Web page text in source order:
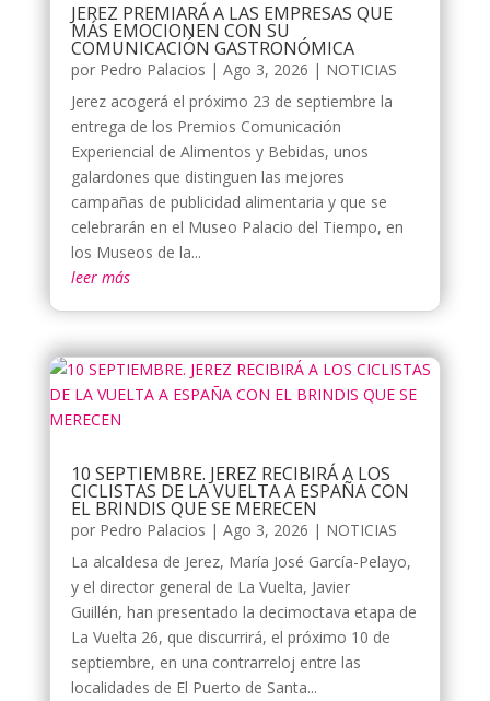
JEREZ PREMIARÁ A LAS EMPRESAS QUE
MÁS EMOCIONEN CON SU
COMUNICACIÓN GASTRONÓMICA
por Pedro Palacios | Ago 3, 2026 | NOTICIAS
Jerez acogerá el próximo 23 de septiembre la
entrega de los Premios Comunicación
Experiencial de Alimentos y Bebidas, unos
galardones que distinguen las mejores
campañas de publicidad alimentaria y que se
celebrarán en el Museo Palacio del Tiempo, en
los Museos de la...
leer más
10 SEPTIEMBRE. JEREZ RECIBIRÁ A LOS
CICLISTAS DE LA VUELTA A ESPAÑA CON
EL BRINDIS QUE SE MERECEN
por Pedro Palacios | Ago 3, 2026 | NOTICIAS
La alcaldesa de Jerez, María José García-Pelayo,
y el director general de La Vuelta, Javier
Guillén, han presentado la decimoctava etapa de
La Vuelta 26, que discurrirá, el próximo 10 de
septiembre, en una contrarreloj entre las
localidades de El Puerto de Santa...